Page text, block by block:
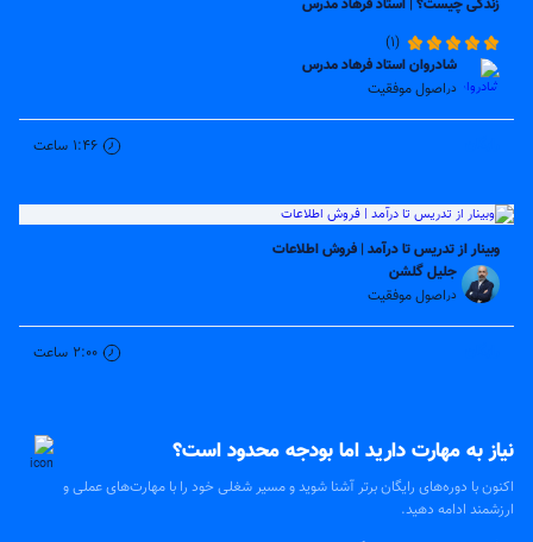
زندگی چیست؟ | استاد فرهاد مدرس
(1)
شادروان استاد فرهاد مدرس
دراصول موفقیت
1:46 ساعت
وبینار از تدریس تا درآمد | فروش اطلاعات
جلیل گلشن
دراصول موفقیت
2:00 ساعت
نیاز به مهارت دارید اما بودجه محدود است؟
اکنون با دوره‌های رایگان برتر آشنا شوید و مسیر شغلی خود را با مهارت‌های عملی و
ارزشمند ادامه دهید.